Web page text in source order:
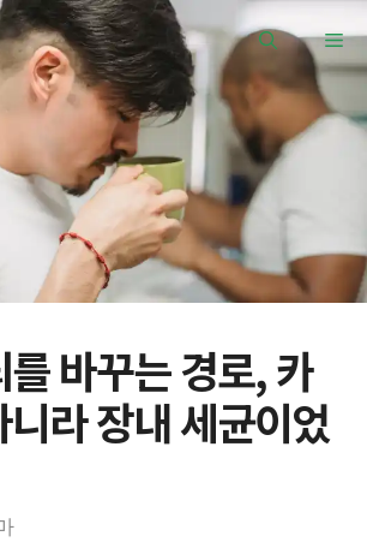
메
뉴
바꾸는 경로, 카
라 장내 세균이었